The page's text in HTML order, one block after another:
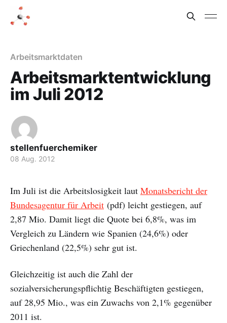
Arbeitsmarktdaten
Arbeitsmarktentwicklung
im Juli 2012
stellenfuerchemiker
08 Aug. 2012
Im Juli ist die Arbeitslosigkeit laut Monatsbericht der
Bundesagentur für Arbeit (pdf) leicht gestiegen, auf
2,87 Mio. Damit liegt die Quote bei 6,8%, was im
Vergleich zu Ländern wie Spanien (24,6%) oder
Griechenland (22,5%) sehr gut ist.
Gleichzeitig ist auch die Zahl der
sozialversicherungspflichtig Beschäftigten gestiegen,
auf 28,95 Mio., was ein Zuwachs von 2,1% gegenüber
2011 ist.